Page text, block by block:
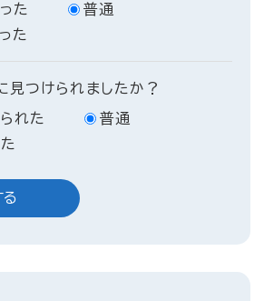
た
普通
た
見つけられましたか？
れた
普通